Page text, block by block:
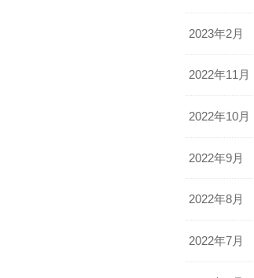
2023年2月
2022年11月
2022年10月
2022年9月
2022年8月
2022年7月